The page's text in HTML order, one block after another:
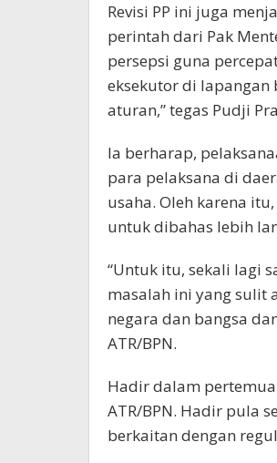
Revisi PP ini juga
perintah dari Pak
persepsi guna
eksekutor di lapangan
aturan,” tegas Pudji
Ia berharap,
para pelaksana di
usaha. Oleh karena
untuk dibahas lebih
“Untuk itu, sekali lagi
masalah ini yang sulit
negara dan bangsa
ATR/BPN.
Hadir dalam
ATR/BPN. Hadir pula
berkaitan dengan